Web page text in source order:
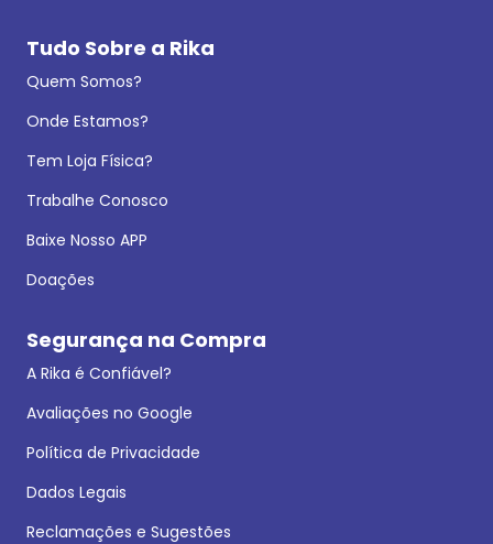
Tudo Sobre a Rika
Quem Somos?
Onde Estamos?
Tem Loja Física?
Trabalhe Conosco
Baixe Nosso APP
Doações
Segurança na Compra
A Rika é Confiável?
Avaliações no Google
Política de Privacidade
Dados Legais
Reclamações e Sugestões